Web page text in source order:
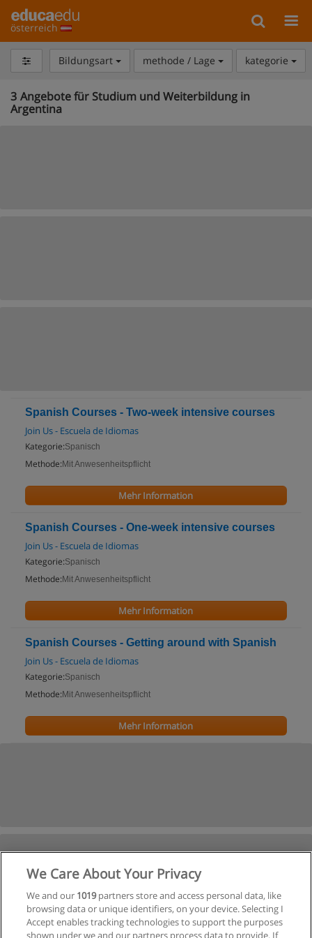
österreich
Bildungsart methode / Lage kategorie
3 Angebote für Studium und Weiterbildung in
Argentina
Spanish Courses - Two-week intensive courses
Join Us - Escuela de Idiomas
Kategorie:Spanisch
Methode: Mit Anwesenheitspflicht
Mehr Information
Spanish Courses - One-week intensive courses
Join Us - Escuela de Idiomas
Kategorie:Spanisch
Methode: Mit Anwesenheitspflicht
Mehr Information
Spanish Courses - Getting around with Spanish
Join Us - Escuela de Idiomas
Kategorie:Spanisch
Methode: Mit Anwesenheitspflicht
Mehr Information
We Care About Your Privacy
We and our 1019partners store and access personal data, like
browsing data or unique identifiers, on your device. Selecting I
Accept enables tracking technologies to support the purposes
shown under we and our partners process data to provide. If